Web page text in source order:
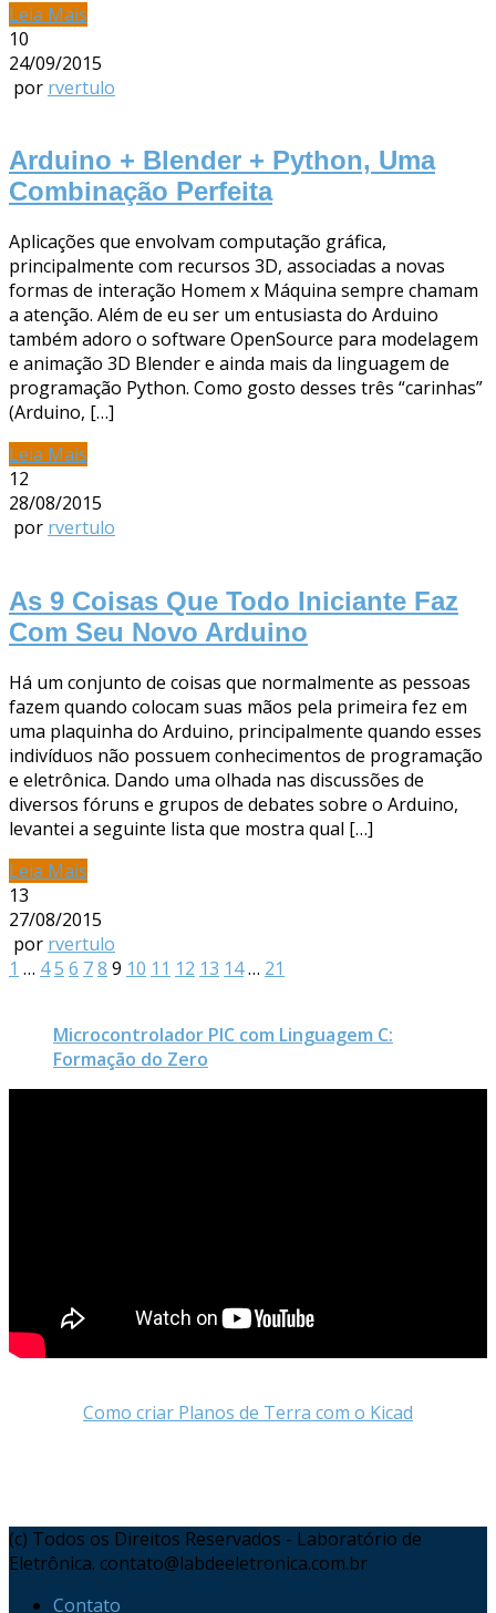
Leia Mais
10
24/09/2015
por rvertulo
Arduino + Blender + Python, Uma
Combinação Perfeita
Aplicações que envolvam computação gráfica,
principalmente com recursos 3D, associadas a novas
formas de interação Homem x Máquina sempre chamam
a atenção. Além de eu ser um entusiasta do Arduino
também adoro o software OpenSource para modelagem
e animação 3D Blender e ainda mais da linguagem de
programação Python. Como gosto desses três “carinhas”
(Arduino, […]
Leia Mais
12
28/08/2015
por rvertulo
As 9 Coisas Que Todo Iniciante Faz
Com Seu Novo Arduino
Há um conjunto de coisas que normalmente as pessoas
fazem quando colocam suas mãos pela primeira fez em
uma plaquinha do Arduino, principalmente quando esses
indivíduos não possuem conhecimentos de programação
e eletrônica. Dando uma olhada nas discussões de
diversos fóruns e grupos de debates sobre o Arduino,
levantei a seguinte lista que mostra qual […]
Leia Mais
13
27/08/2015
por rvertulo
1 … 45 6 78 9 10 11 12 13 14… 21
Microcontrolador PIC com Linguagem C:
Formação do Zero
Como criar Planos de Terra com o Kicad
(c) Todos os Direitos Reservados - Laboratório de
Eletrônica. contato@labdeeletronica.com.br
Contato